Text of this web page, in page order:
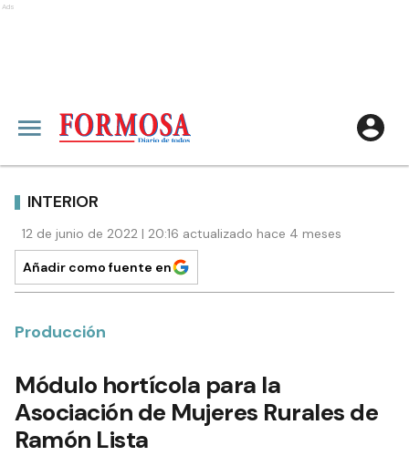
Ads
INTERIOR
12 de junio de 2022 | 20:16 actualizado hace 4 meses
Añadir como fuente en
Producción
Módulo hortícola para la
Asociación de Mujeres Rurales de
Ramón Lista